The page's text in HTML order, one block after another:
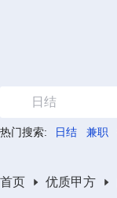
日结
热门搜索: 日结 兼职
首页 优质甲方